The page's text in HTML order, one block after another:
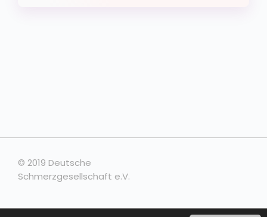
© 2019 Deutsche
Schmerzgesellschaft e.V.